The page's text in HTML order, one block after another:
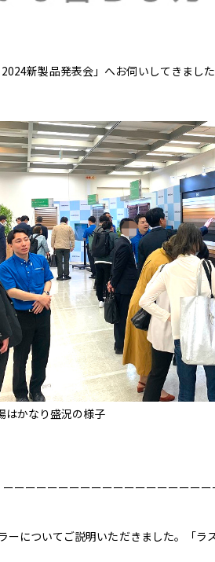
新製品発表会」へお伺いしてきまし
はかなり盛況の様子
ーーーーーーーーーーーーーーーーーーー
についてご説明いただきました。「